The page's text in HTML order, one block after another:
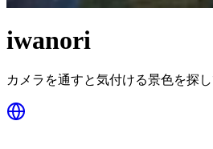
iwanori
カメラを通すと気付ける景色を探